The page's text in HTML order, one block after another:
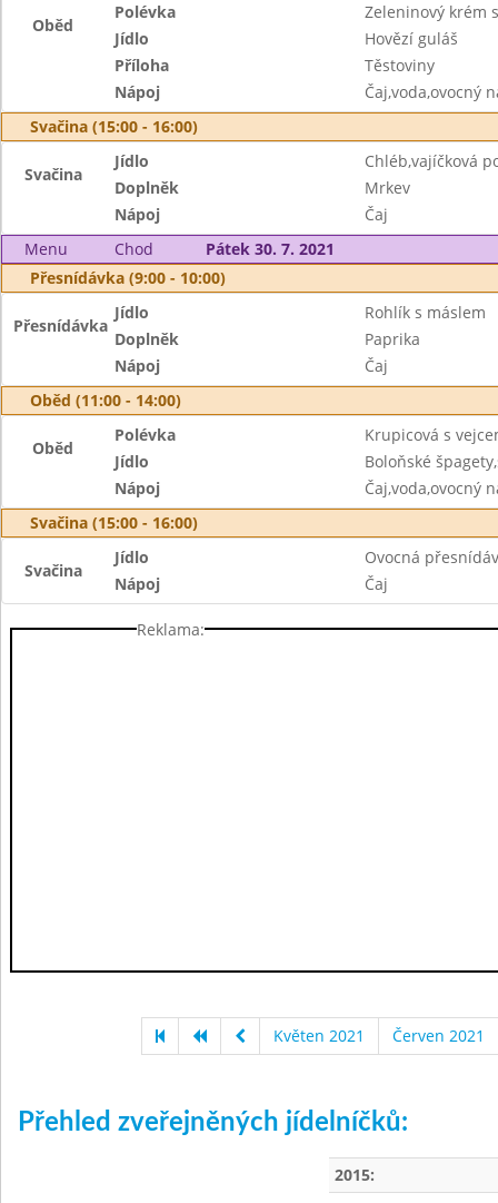
Oběd
Polévka
Zeleninový krém
Jídlo
Hovězí guláš
Příloha
Těstoviny
Nápoj
Čaj,voda,ovocný
Svačina (15:00 - 16:00)
Svačina
Jídlo
Chléb,vajíčková
Doplněk
Mrkev
Nápoj
Čaj
Menu
Chod
Pátek 30. 7. 2021
Přesnídávka (9:00 - 10:00)
Přesnídávka
Jídlo
Rohlík s máslem
Doplněk
Paprika
Nápoj
Čaj
Oběd (11:00 - 14:00)
Oběd
Polévka
Krupicová s
Jídlo
Boloňské
Nápoj
Čaj,voda,ovocný
Svačina (15:00 - 16:00)
Svačina
Jídlo
Ovocná
Nápoj
Čaj
Reklama:
Květen 2021 Červen 2021
Přehled zveřejněných jídelníčků:
2015: